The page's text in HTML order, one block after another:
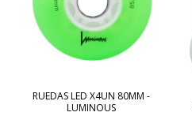
RUEDAS LED X4UN 80MM -
LUMINOUS